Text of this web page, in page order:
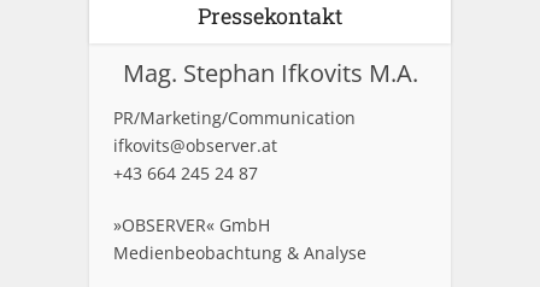
Pressekontakt
Mag. Stephan Ifkovits M.A.
PR/Marketing/Communication
ifkovits@observer.at
+43 664 245 24 87
»OBSERVER« GmbH
Medienbeobachtung & Analyse